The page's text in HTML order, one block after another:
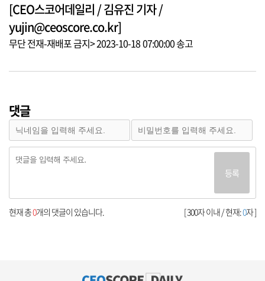
[CEO스코어데일리 / 김유진 기자 /
yujin@ceoscore.co.kr]
무단 전재-재배포 금지> 2023-10-18 07:00:00 송고
댓글
등록
[ 300자 이내 / 현재:0자 ]
현재 총0개의 댓글이 있습니다.